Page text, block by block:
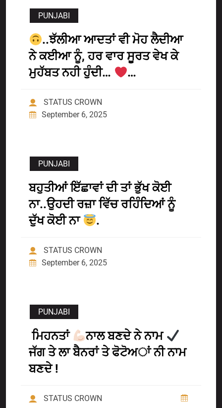
PUNJABI
..ਝੱਲੀਆ ਆਦਤਾਂ ਵੀ ਮੋਹ ਲੈਦੀਆ
ਨੇ ਕਈਆ ਨੂੰ, ਹਰ ਵਾਰ ਸੂਰਤ ਵੇਖ ਕੇ
ਮੁਹੱਬਤ ਨਹੀ ਹੁੰਦੀ…
…
STATUS CROWN
September 6, 2025
PUNJABI
ਬਹੁਤੀਆਂ ਇੱਛਾਵਾਂ ਦੀ ਤਾਂ ਭੁੱਖ ਕੋਈ
ਨਾ..ਉਹਦੀ ਰਜ਼ਾ ਵਿੱਚ ਰਹਿੰਦਿਆਂ ਨੂੰ
ਦੁੱਖ ਕੋਈ ਨਾ
.
STATUS CROWN
September 6, 2025
PUNJABI
ਮਿਹਨਤਾਂ
ਨਾਲ ਬਣਦੇ ਨੇ ਨਾਮ
ਜੱਗ ਤੇ ਲਾ ਬੈਨਰਾਂ ਤੇ ਫੋਟੋਅਾਂ ਨੀ ਨਾਮ
ਬਣਦੇ !
STATUS CROWN